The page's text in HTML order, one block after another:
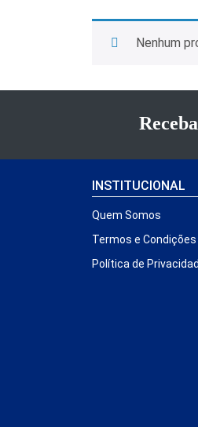
Nenhum
INSTITUCIONAL
Quem Somos
Termos e Condições
Política de